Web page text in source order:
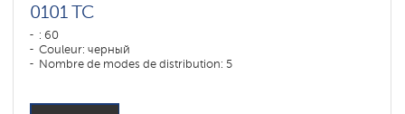
0101 TC
: 60
Couleur: черный
Nombre de modes de distribution: 5